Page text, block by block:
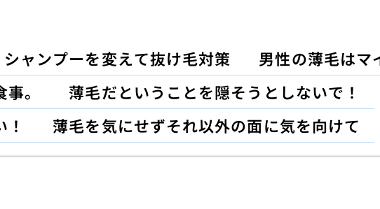
シャンプーを変えて抜け毛対策
男性の薄毛はマ
。
薄毛だということを隠そうとしないで！
薄毛を気にせずそれ以外の面に気を向けて